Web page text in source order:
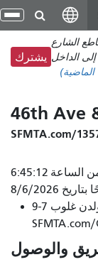
الشارع
الداخل يشترك
46th Ave
SFMTA.com/
التوقعات غير متوفرة لأي مسار اعتبارًا من الساعة 6:45:12
8/6/2026
مهرجان أوتسايد لاندز في مهرجان غولدن غلوب 7-9
والوصول